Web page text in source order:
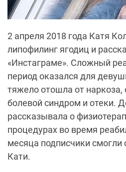
2 апреля 2018 года Катя
липофилинг ягодиц и
«Инстаграме». Сложный
период оказался для
тяжело отошла от наркоза,
болевой синдром и отеки.
рассказывала о
процедурах во время
месяца подписчики смогли
Кати.